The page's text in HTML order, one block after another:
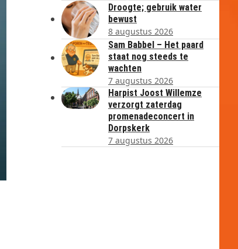
Droogte; gebruik water
bewust
8 augustus 2026
Sam Babbel – Het paard
staat nog steeds te
wachten
7 augustus 2026
Harpist Joost Willemze
verzorgt zaterdag
promenadeconcert in
Dorpskerk
7 augustus 2026